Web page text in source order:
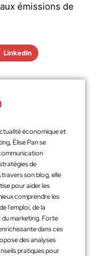
émissions de
LinkedIn
économique et
Élise Pan se
de
son blog, elle
pour aider les
comprendre les
l'emploi, de la
marketing. Forte
dans ces
des analyses
pratiques pour